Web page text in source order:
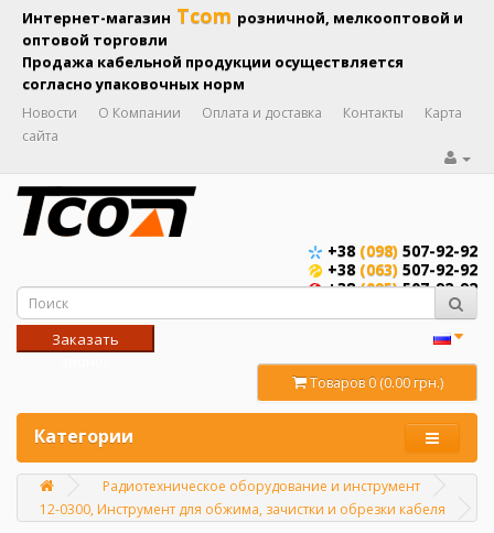
Интернет-магазин Tcom розничной, мелкооптовой и
оптовой торговли
Продажа кабельной продукции осуществляется
согласно упаковочных норм
Новости О Компании Оплата и доставка Контакты
Карта
сайта
+38 (098) 507-92-92
+38 (063) 507-92-92
+38(095)507-92-92
Заказать
Товаров 0 (0.00 грн.)
Категории
Главная
Радиотехническое оборудование и инструмент
12-0300, Инструмент для обжима, зачистки и обрезки кабеля